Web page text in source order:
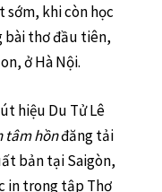
sớm, khi còn học
bài thơ đầu tiên,
ở Hà Nội.
hiệu Du Tử Lê
tâm hồnđăng tải
bản tại Saigòn,
in trong tập Thơ